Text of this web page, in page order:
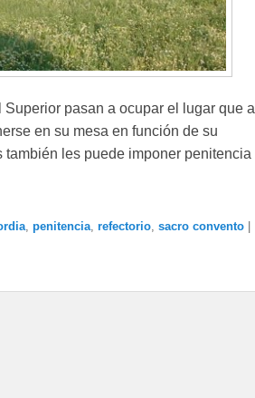
pasan a ocupar el lugar que a
en su mesa en función de su
les puede imponer penitencia
penitencia refectorio sacro convento |